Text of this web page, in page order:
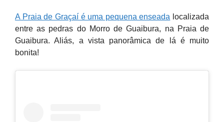
A Praia de Graçaí é uma pequena enseada localizada
entre as pedras do Morro de Guaibura, na Praia de
Guaibura. Aliás, a vista panorâmica de lá é muito
bonita!